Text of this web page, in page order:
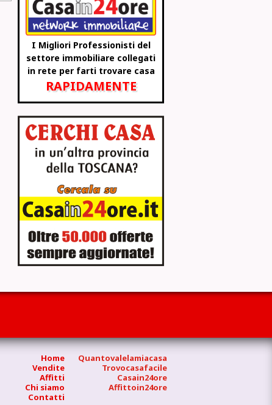
I Migliori Professionisti del
settore immobiliare collegati
in rete per farti trovare casa
RAPIDAMENTE
Home
Vendite
Affitti
Chi siamo
Contatti
Quantovalelamiacasa
Trovocasafacile
Casain24ore
Affittoin24ore